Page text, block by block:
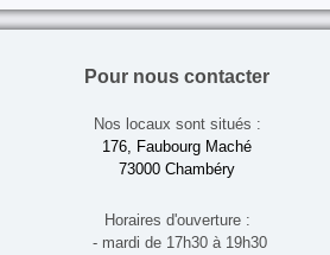
Pour nous contacter
Nos locaux sont situés :
176, Faubourg Maché
73000 Chambéry
Horaires d'ouverture :
- mardi de 17h30 à 19h30